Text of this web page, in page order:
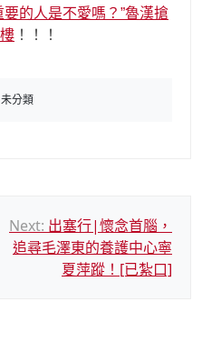
要的人是不愛嗎？”魯漢搶
！！！
分類
Next: 出塞行|懷念首腦，
追尋毛澤東的養護中心寧
夏萍蹤！[已紮口]